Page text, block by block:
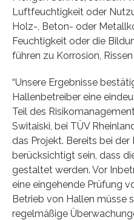
Luftfeuchtigkeit oder
Holz-, Beton- oder
Feuchtigkeit oder die
führen zu Korrosion,
“Unsere Ergebnisse
Hallenbetreiber eine
Teil des
Switaiski, bei TÜV
das Projekt. Bereits bei
berücksichtigt sein, dass
gestaltet werden. Vor
eine eingehende Prüfung
Betrieb von Hallen müsse
regelmäßige